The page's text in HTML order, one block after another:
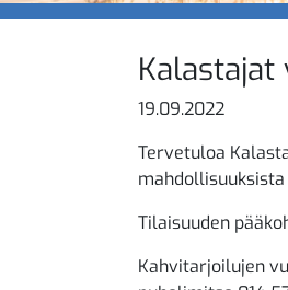
Kalastajat
19.09.2022
Tervetuloa
mahdollisuuksista
Tilaisuuden
Kahvitarjoilujen